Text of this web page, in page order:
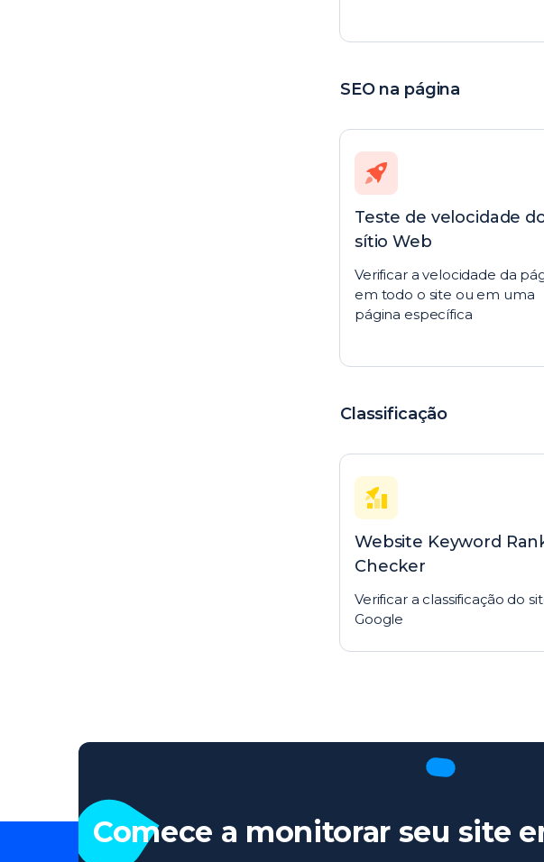
SEO na página
Teste de velocidade
sítio Web
Verificar a velocidade da
em todo o site ou em uma
página específica
Classificação
Website Keyword
Checker
Verificar a classificação do
Google
Comece a monitorar seu site